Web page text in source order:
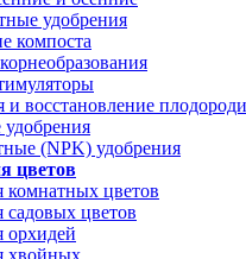
удобрения
компоста
восстановление
(NPK) удобрения
цветов
комнатных цветов
садовых цветов
орхидей
хвойных